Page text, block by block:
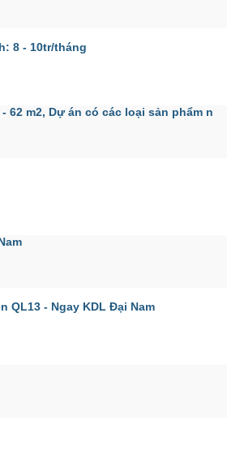
8 - 10tr/tháng
62 m2, Dự án có các loại sản phẩm n
QL13 - Ngay KDL Đại Nam